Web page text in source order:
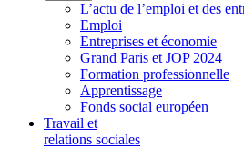
L’actu de l’emploi et des
Emploi
Entreprises et économie
Grand Paris et JOP 2024
Formation professionnelle
Apprentissage
Fonds social européen
Travail et
relations sociales